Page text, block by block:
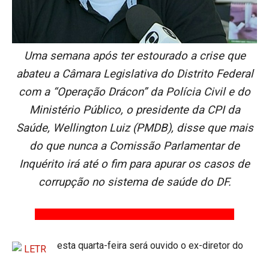
Uma semana após ter estourado a crise que
abateu a Câmara Legislativa do Distrito Federal
com a “Operação Drácon” da Polícia Civil e do
Ministério Público, o presidente da CPI da
Saúde, Wellington Luiz (PMDB), disse que mais
do que nunca a Comissão Parlamentar de
Inquérito irá até o fim para apurar os casos de
corrupção no sistema de saúde do DF.
esta quarta-feira será ouvido o ex-diretor do